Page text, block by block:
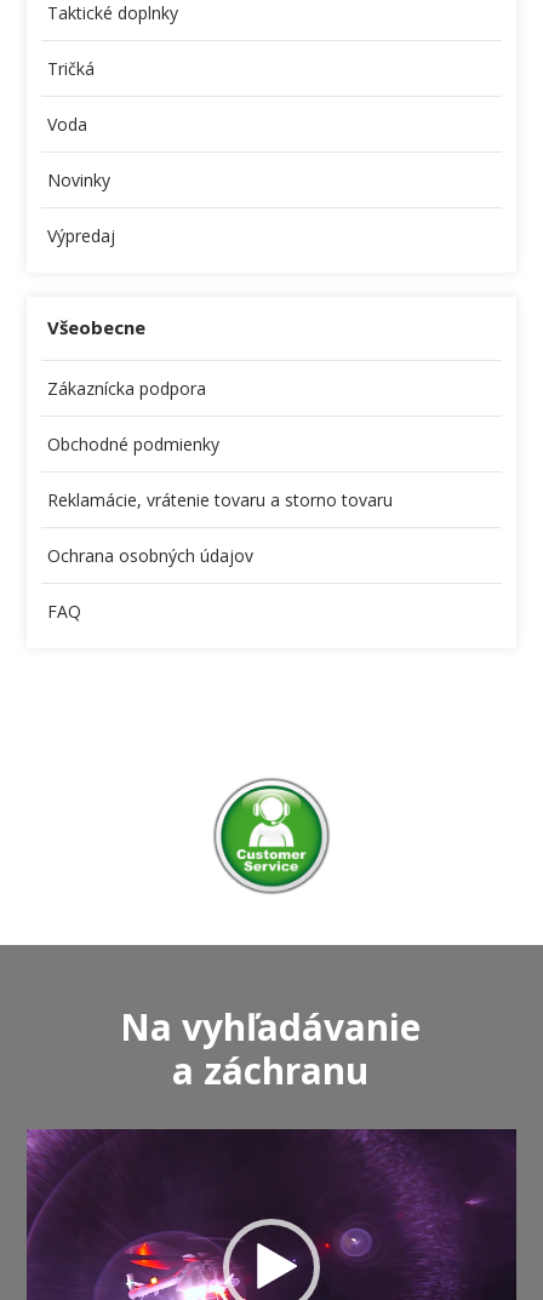
Taktické doplnky
Tričká
Voda
Novinky
Výpredaj
Všeobecne
Zákaznícka podpora
Obchodné podmienky
Reklamácie, vrátenie tovaru a storno tovaru
Ochrana osobných údajov
FAQ
Na vyhľadávanie
a záchranu
Video
prehrávač